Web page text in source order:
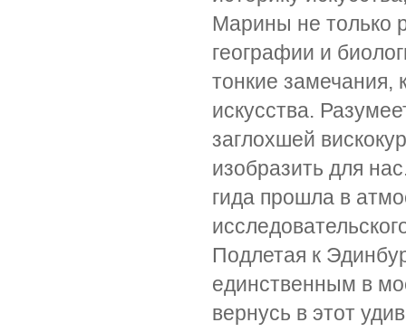
Марины не только
географии и
тонкие замечания,
искусства.
заглохшей
изобразить для
гида прошла в
Подлетая к
единственным в
вернусь в этот